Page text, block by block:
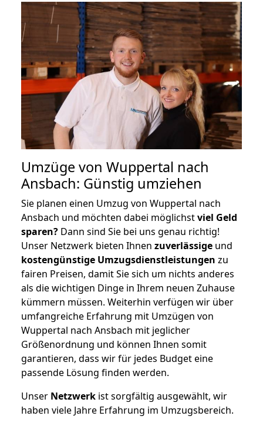
Umzüge von Wuppertal nach
Ansbach: Günstig umziehen
Sie planen einen Umzug von Wuppertal nach
Ansbach und möchten dabei möglichstviel Geld
sparen? Dann sind Sie bei uns genau richtig!
Unser Netzwerk bieten Ihnen zuverlässige und
kostengünstige Umzugsdienstleistungen zu
fairen Preisen, damit Sie sich um nichts anderes
als die wichtigen Dinge in Ihrem neuen Zuhause
kümmern müssen. Weiterhin verfügen wir über
umfangreiche Erfahrung mit Umzügen von
Wuppertal nach Ansbach mit jeglicher
Größenordnung und können Ihnen somit
garantieren, dass wir für jedes Budget eine
passende Lösung finden werden.
Unser Netzwerk ist sorgfältig ausgewählt, wir
haben viele Jahre Erfahrung im Umzugsbereich.